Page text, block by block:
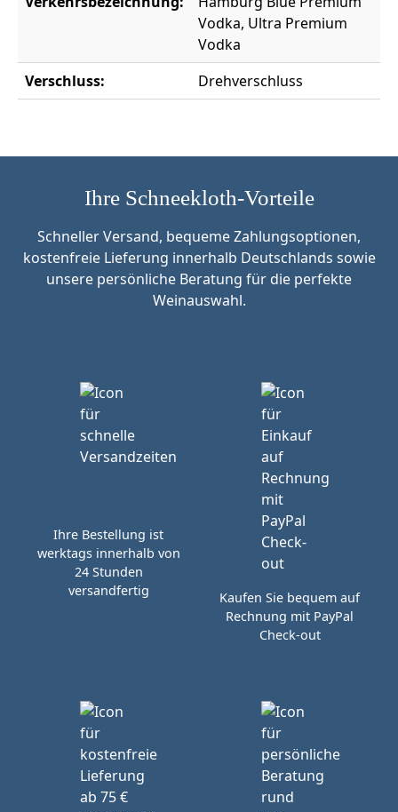
Vodka, Ultra Premium
Vodka
Verschluss:
Drehverschluss
Ihre Schneekloth-Vorteile
Schneller Versand, bequeme Zahlungsoptionen,
kostenfreie Lieferung innerhalb Deutschlands sowie
unsere persönliche Beratung für die perfekte
Weinauswahl.
Ihre Bestellung ist
werktags innerhalb von
24 Stunden
versandfertig
Kaufen Sie bequem auf
Rechnung mit PayPal
Check-out